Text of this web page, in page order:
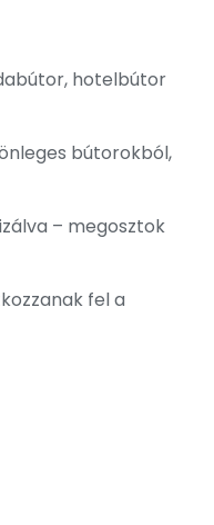
hotelbútor
bútorokból,
– megosztok
fel a